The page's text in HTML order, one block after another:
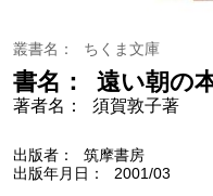
叢書名 ちくま文庫
書名 遠い朝の
著者名 須賀敦子著
出版者
筑摩書房
出版年月日
2001/03